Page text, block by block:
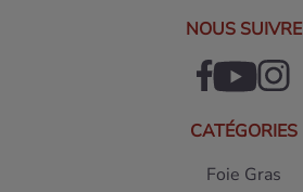
NOUS SUIVRE
CATÉGORIES
Foie Gras